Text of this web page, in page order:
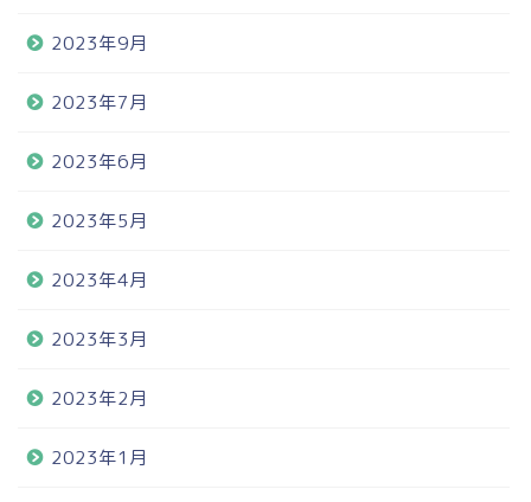
2023年9月
2023年7月
2023年6月
2023年5月
2023年4月
2023年3月
2023年2月
2023年1月